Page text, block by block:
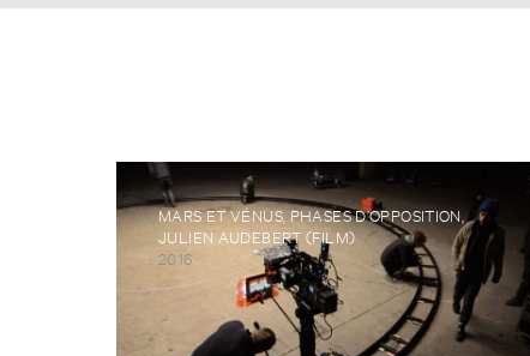
MARS ET VÉNUS, PHASES D’OPPOSITION,
JULIEN AUDEBERT (FILM)
2016